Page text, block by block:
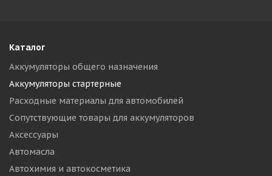
Каталог
Аккумуляторы общего назначения
Аккумуляторы стартерные
Расходные материалы для автомобилей
Сопутствующие товары для аккумуляторов
Аксессуары
Автомасла
Автохимия и автокосметика